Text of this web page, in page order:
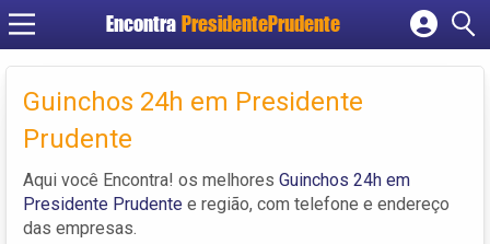
Encontra PresidentePrudente
Cadastrar empresa
Criar conta
Guinchos 24h em Presidente
Prudente
Aqui você Encontra! os melhores Guinchos 24h em
Presidente Prudente e região, com telefone e endereço
das empresas.